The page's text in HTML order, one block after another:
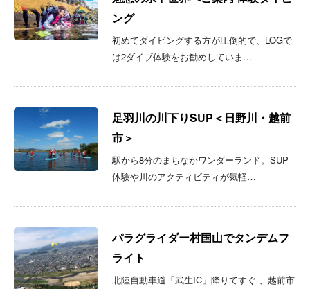
ング
初めてダイビングする方が圧倒的で、LOGで
は2ダイブ体験をお勧めしていま…
足羽川の川下りSUP＜日野川・越前
市＞
駅から8分のまちなかワンダーランド。SUP
体験や川のアクティビティが気軽…
パラグライダー村国山でタンデムフ
ライト
北陸自動車道「武生IC」降りてすぐ 、越前市